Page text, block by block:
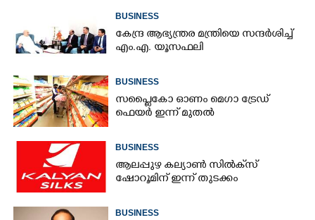
BUSINESS
കേന്ദ്ര ആഭ്യന്ത്രര മന്ത്രിയെ സന്ദർശിച്ച്
എം.എ. യൂസഫലി
BUSINESS
സപ്ലൈകോ ഓണം മെഗാ ട്രേഡ്
ഫെയർ ഇന്ന് മുതൽ
BUSINESS
ആലപ്പുഴ കല്യാൺ സിൽക്‌സ്
ഷോറൂമിന് ഇന്ന് തുടക്കം
BUSINESS